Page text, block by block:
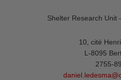
Shelter Research Unit
10, cité
L-8095
2755-